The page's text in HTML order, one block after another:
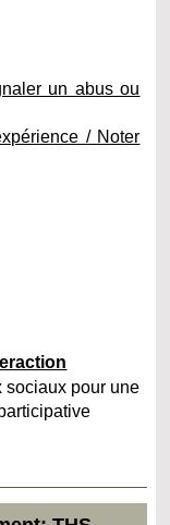
un abus ou
/ Noter
sociaux pour une